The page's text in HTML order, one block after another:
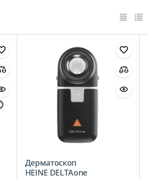
Дерматоскоп
HEINE DELTAone